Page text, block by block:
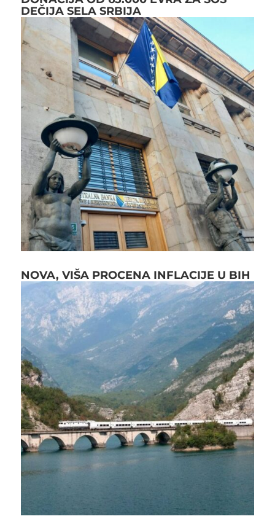
DEČIJA SELA SRBIJA
NOVA, VIŠA PROCENA INFLACIJE U BIH